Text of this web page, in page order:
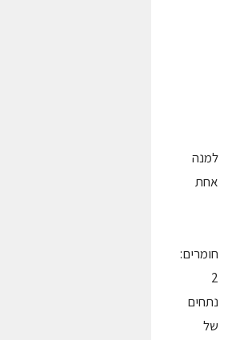
למנה
אחת
חומרים:
2
נתחים
של